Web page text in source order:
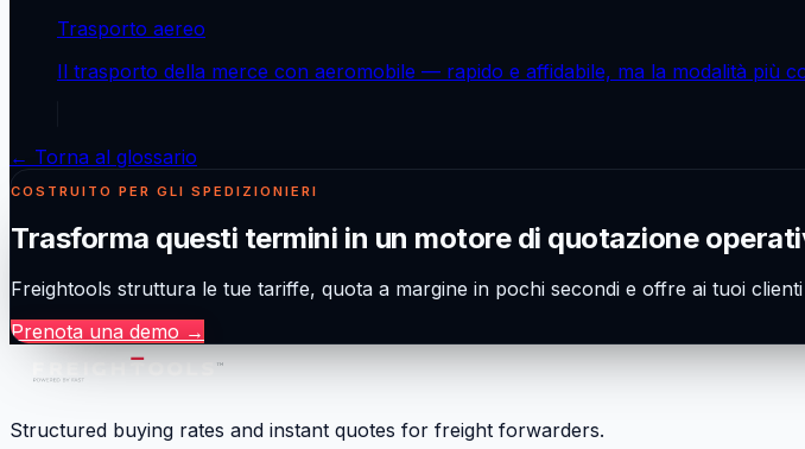
Trasporto aereo
Il trasporto della merce con aeromobile — rapido e affidabile, ma la modalità più
← Torna al glossario
COSTRUITO PER GLI SPEDIZIONIERI
Trasforma questi termini in un motore di quotazione
Freightools struttura le tue tariffe, quota a margine in pochi secondi e offre ai tuoi
Prenota una demo →
Structured buying rates and instant quotes for freight forwarders.